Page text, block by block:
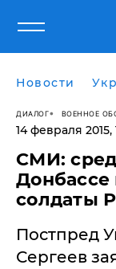
Новости
ДИАЛОГ ВОЕННОЕ
14 февраля 2015,
СМИ:
Донбассе
солдаты
Постпред
Сергеев